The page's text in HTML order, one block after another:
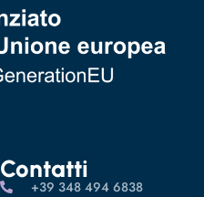
Contatti
‪+39 348 494 6838